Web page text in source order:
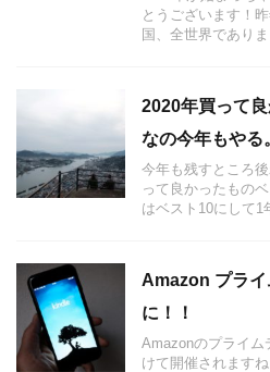
とうございます！
国、全世界であり
2020年買って
なの今年もやる
今年も残すところ
って良かったもの
はベスト10にして1
Amazon プラ
に！！
Amazonのプライム
けて開催されます